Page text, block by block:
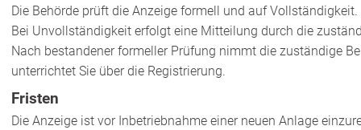
Die Behörde prüft die Anzeige formell und auf Vollständigkeit.
Bei Unvollständigkeit erfolgt eine Mitteilung durch die
Nach bestandener formeller Prüfung nimmt die zuständige
unterrichtet Sie über die Registrierung.
Fristen
Die Anzeige ist vor Inbetriebnahme einer neuen Anlage